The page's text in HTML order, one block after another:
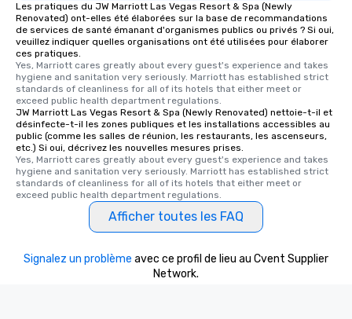
Les pratiques du JW Marriott Las Vegas Resort & Spa (Newly
Renovated) ont-elles été élaborées sur la base de recommandations
de services de santé émanant d'organismes publics ou privés ? Si oui,
veuillez indiquer quelles organisations ont été utilisées pour élaborer
ces pratiques.
Yes, Marriott cares greatly about every guest's experience and takes
hygiene and sanitation very seriously. Marriott has established strict
standards of cleanliness for all of its hotels that either meet or
exceed public health department regulations.
JW Marriott Las Vegas Resort & Spa (Newly Renovated) nettoie-t-il et
désinfecte-t-il les zones publiques et les installations accessibles au
public (comme les salles de réunion, les restaurants, les ascenseurs,
etc.) Si oui, décrivez les nouvelles mesures prises.
Yes, Marriott cares greatly about every guest's experience and takes
hygiene and sanitation very seriously. Marriott has established strict
standards of cleanliness for all of its hotels that either meet or
exceed public health department regulations.
Afficher toutes les FAQ
Signalez un problème avec ce profil de lieu au Cvent Supplier
Network.